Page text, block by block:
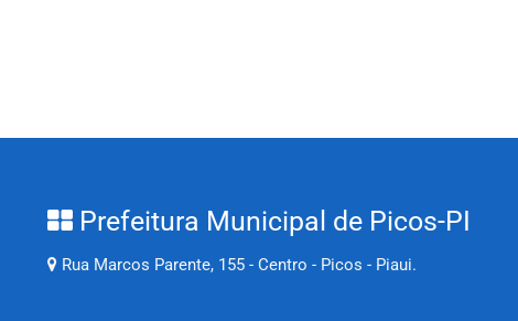
Prefeitura Municipal de Picos-PI
Rua Marcos Parente, 155 - Centro - Picos - Piaui.